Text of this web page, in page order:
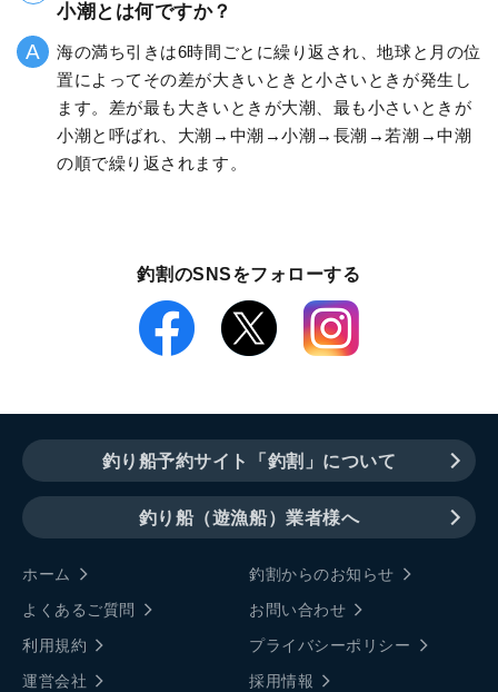
小潮とは何ですか？
海の満ち引きは6時間ごとに繰り返され、地球と月の位
置によってその差が大きいときと小さいときが発生し
ます。差が最も大きいときが大潮、最も小さいときが
小潮と呼ばれ、大潮→中潮→小潮→長潮→若潮→中潮
の順で繰り返されます。
釣割のSNSをフォローする
釣り船予約サイト「釣割」について
釣り船（遊漁船）業者様へ
ホーム
釣割からのお知らせ
よくあるご質問
お問い合わせ
利用規約
プライバシーポリシー
運営会社
採用情報